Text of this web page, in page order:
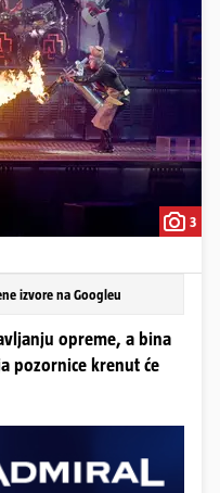
3
izvore na Googleu
opreme, a bina
pozornice krenut će